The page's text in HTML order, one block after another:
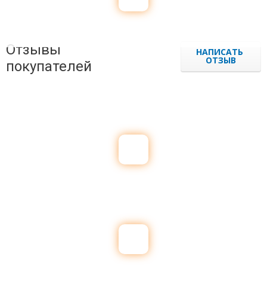
Отзывы
покупателей
НАПИСАТЬ
ОТЗЫВ